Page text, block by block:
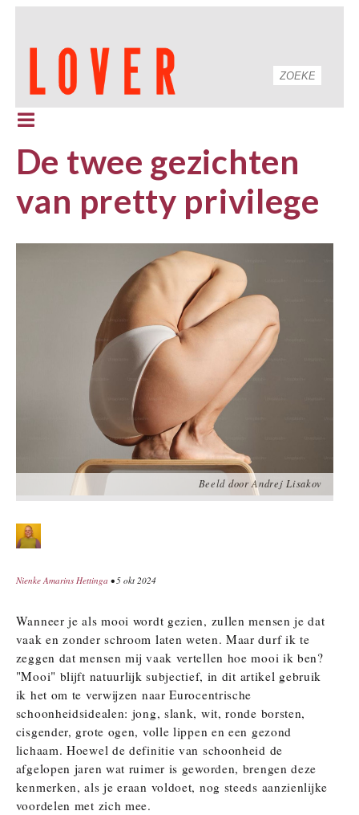
De twee gezichten
van pretty privilege
Beeld door Andrej Lisakov
Nienke Amarins Hettinga • 5 okt 2024
Wanneer je als mooi wordt gezien, zullen mensen je dat
vaak en zonder schroom laten weten. Maar durf ik te
zeggen dat mensen mij vaak vertellen hoe mooi ik ben?
"Mooi" blijft natuurlijk subjectief, in dit artikel gebruik
ik het om te verwijzen naar Eurocentrische
schoonheidsidealen: jong, slank, wit, ronde borsten,
cisgender, grote ogen, volle lippen en een gezond
lichaam. Hoewel de definitie van schoonheid de
afgelopen jaren wat ruimer is geworden, brengen deze
kenmerken, als je eraan voldoet, nog steeds aanzienlijke
voordelen met zich mee.